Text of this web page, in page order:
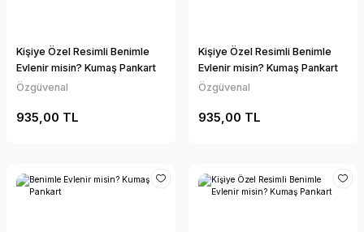
Kişiye Özel Resimli Benimle
Evlenir misin? Kumaş Pankart
Özgüvenal
935,00 TL
Kişiye Özel Resimli Benimle
Evlenir misin? Kumaş Pankart
Özgüvenal
935,00 TL